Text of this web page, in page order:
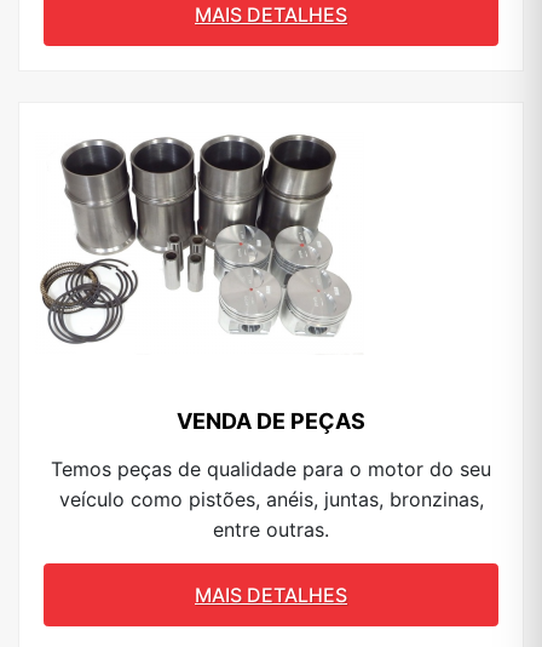
MAIS DETALHES
VENDA DE PEÇAS
Temos peças de qualidade para o motor do seu
veículo como pistões, anéis, juntas, bronzinas,
entre outras.
MAIS DETALHES